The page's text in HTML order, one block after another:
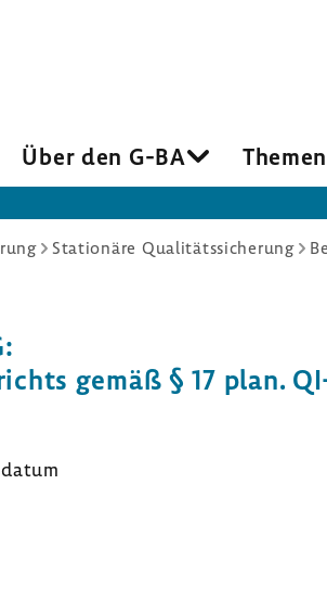
Über den G-BA Themen
Stationäre Qualitätssicherung
gemäß § 17 plan.